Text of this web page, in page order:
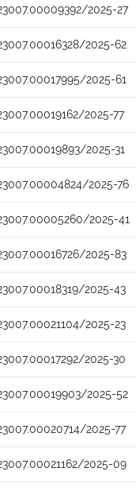
2025-27
2025-62
2025-61
2025-77
2025-31
2025-76
2025-41
2025-83
2025-43
2025-23
2025-30
2025-52
2025-77
2025-09